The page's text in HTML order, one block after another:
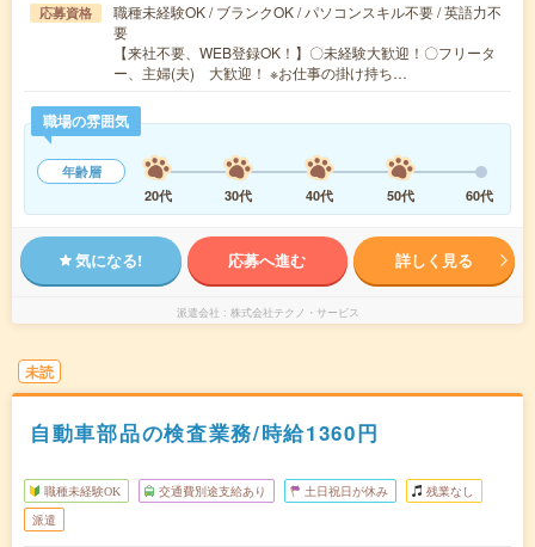
応募資格
職種未経験OK / ブランクOK / パソコンスキル不要 / 英語力不
要
【来社不要、WEB登録OK！】〇未経験大歓迎！〇フリータ
ー、主婦(夫) 大歓迎！ ※お仕事の掛け持ち…
職場の雰囲気
年齢層
20代
30代 40代 50代 60代
気になる! 応募へ進む 詳しく見る
派遣会社 株式会社テクノ・サービス
未読
自動車部品の検査業務/時給1360円
職種未経験OK 交通費別途支給あり 土日祝日が休み 残業なし
派遣